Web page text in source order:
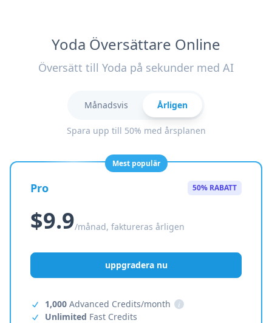
Yoda Översättare Online
Översätt till Yoda på sekunder med AI
Månadsvis Årligen
Spara upp till 50% med årsplanen
Mest populär
Pro 50% RABATT
$9.9/månad, faktureras årligen
uppgradera nu
1,000 Advanced Credits/month
i
Unlimited Fast Credits